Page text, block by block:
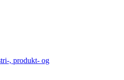
, produkt- og